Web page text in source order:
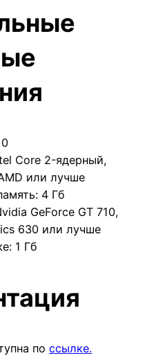
Core 2-ядерный,
или лучше
4 Гб
GeForce GT 710,
630 или лучше
1 Гб
по ссылке.